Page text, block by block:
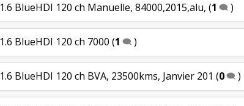
1.6 BlueHDI 120 ch Manuelle, 84000,2015,alu, (1 )
1.6 BlueHDI 120 ch 7000 (1 )
1.6 BlueHDI 120 ch BVA, 23500kms, Janvier 201 (0 )